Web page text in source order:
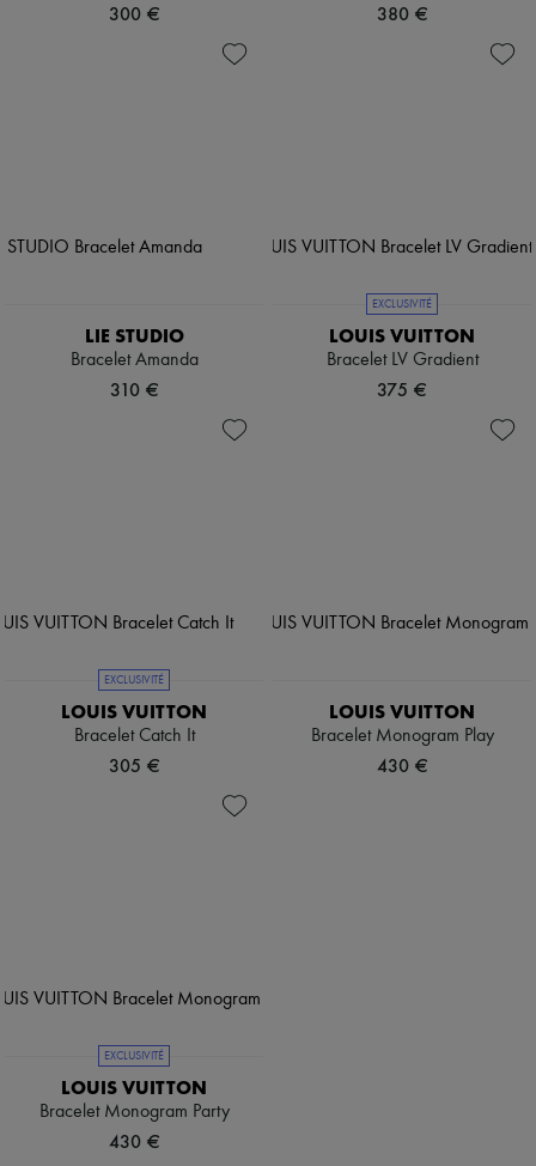
300 € 380 €
LIE STUDIO
Bracelet Amanda
310 €
EXCLUSIVITÉ
LOUIS VUITTON
Bracelet LV Gradient
375 €
EXCLUSIVITÉ
LOUIS VUITTON
Bracelet Catch It
305 €
LOUIS VUITTON
Bracelet Monogram Play
430 €
EXCLUSIVITÉ
LOUIS VUITTON
Bracelet Monogram Party
430 €